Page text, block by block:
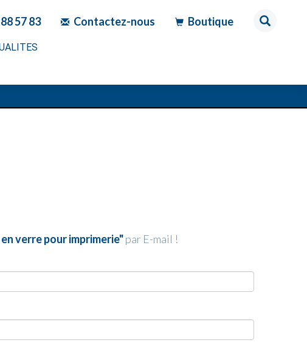
57 83 Contactez-nous Boutique
verre pour imprimerie"par E-mail !